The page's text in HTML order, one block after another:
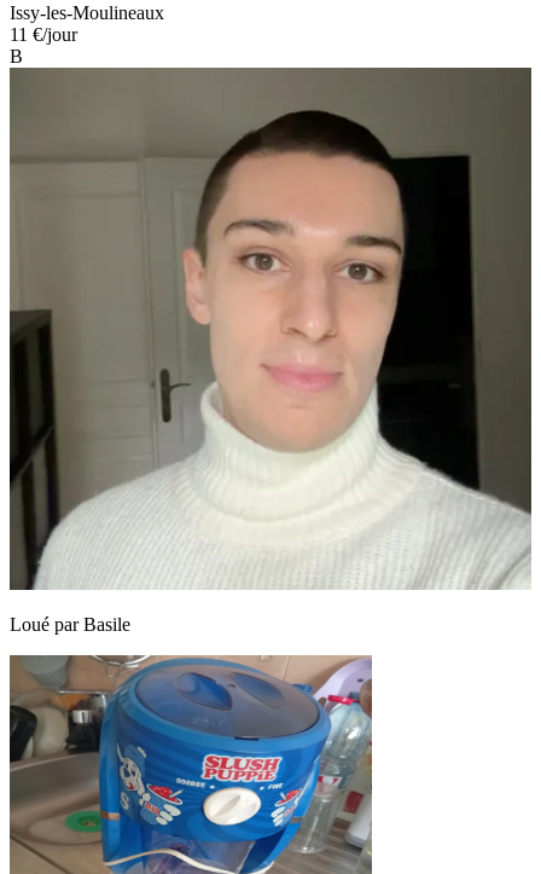
Issy-les-Moulineaux
11 €/jour
B
Loué parBasile